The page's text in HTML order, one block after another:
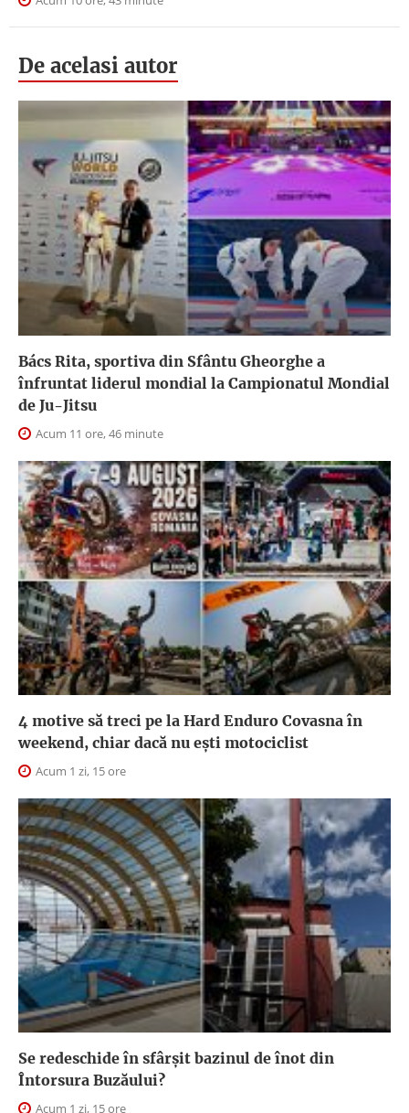
De acelasi autor
Bács Rita, sportiva din Sfântu Gheorghe a
înfruntat liderul mondial la Campionatul Mondial
de Ju-Jitsu
Acum 11 ore, 46 minute
4 motive să treci pe la Hard Enduro Covasna în
weekend, chiar dacă nu ești motociclist
Acum 1 zi, 15 ore
Se redeschide în sfârșit bazinul de înot din
Întorsura Buzăului?
Acum 1 zi, 15 ore